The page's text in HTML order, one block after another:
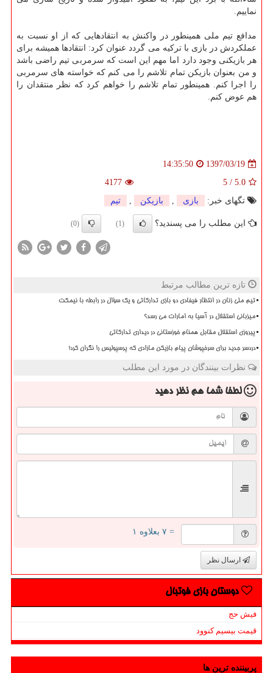
نماییم.
مدافع تیم ملی همینطور در واكنش به انتقادهایی كه از او نسبت به
عملكردش در بازی با تركیه می گردد عنوان كرد: انتقادها همیشه برای
هر بازیكنی وجود دارد اما مهم این است كه سرمربی تیم راضی باشد
و من بعنوان بازیكن تمام تلاشم را می كنم كه خواسته های سرمربی
را اجرا كنم. همینطور تمام تلاشم را خواهم كرد كه نظر منتقدان را
هم عوض كنم.
1397/03/19
14:35:50
5.0
/
5
4177
تگهای خبر:
بازی , بازیكن , تیم
این مطلب را می پسندید؟ (1)
(0)
تازه ترین مطالب مرتبط
تیم ملی زنان در انتظار فیفادی دو بازی تدارکاتی و یک سؤال در رابطه با نیمکت
میزبانی استقلال در آسیا به امارات می رسد؟
پیروزی استقلال مقابل همنام خوزستانی در دیداری تدارکاتی
دردسر جدید برای سرخپوشان پیام بازیکن مازادی که پرسپولیس را نگران کرد!
نظرات بینندگان در مورد این مطلب
لطفا شما همنظر دهید
= ۷ بعلاوه ۱
ارسال نظر
دوستان بازی فوتبال
فیش حج
قیمت بیسیم کنوود
پربیننده ترین ها